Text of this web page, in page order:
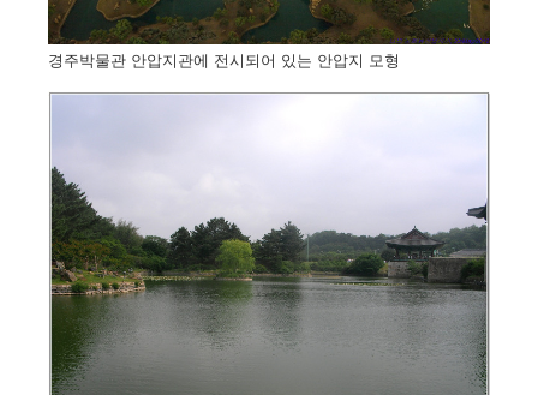
경주박물관 안압지관에 전시되어 있는 안압지 모형